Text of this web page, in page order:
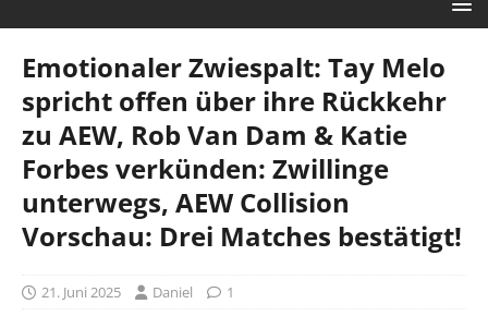
Emotionaler Zwiespalt: Tay Melo
spricht offen über ihre Rückkehr
zu AEW, Rob Van Dam & Katie
Forbes verkünden: Zwillinge
unterwegs, AEW Collision
Vorschau: Drei Matches bestätigt!
21. Juni 2025 Daniel 1